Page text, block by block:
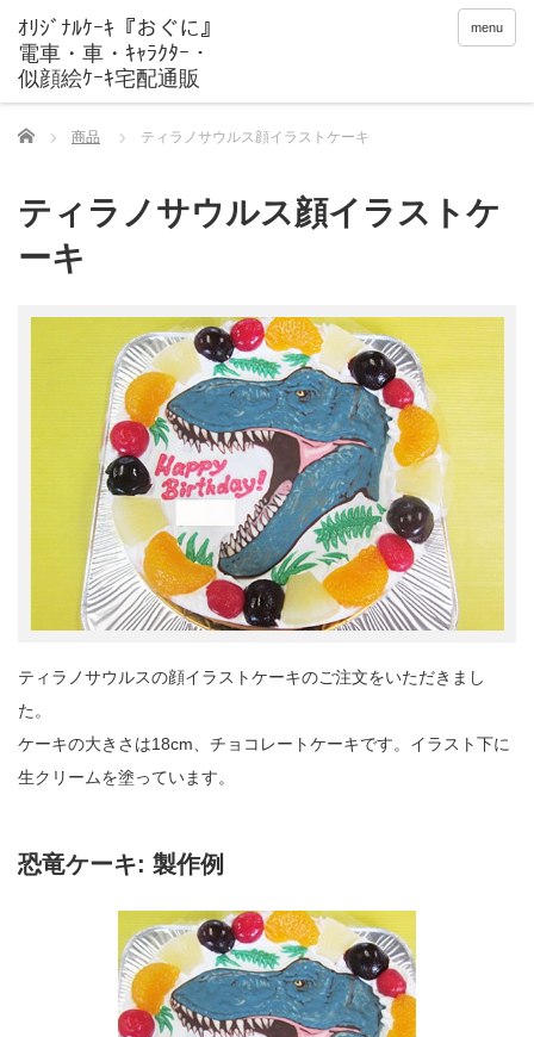
menu
Home 商品 ティラノサウルス顔イラストケーキ
ティラノサウルス顔イラストケ
ーキ
ティラノサウルスの顔イラストケーキのご注文をいただきまし
た。
ケーキの大きさは18cm、チョコレートケーキです。イラスト下に
生クリームを塗っています。
恐竜ケーキ: 製作例